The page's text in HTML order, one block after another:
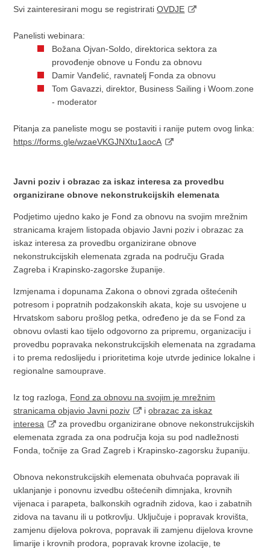
Svi zainteresirani mogu se registriratiOVDJE
Panelisti webinara:
Božana Ojvan-Soldo, direktorica sektora za
provođenje obnove u Fondu za obnovu
Damir Vanđelić, ravnatelj Fonda za obnovu
Tom Gavazzi, direktor, Business Sailing i Woom.zone
- moderator
Pitanja za paneliste mogu se postaviti i ranije putem ovog linka:
https://forms.gle/wzaeVKGJNXtu1aocA
Javni poziv i obrazac za iskaz interesa za provedbu
organizirane obnove nekonstrukcijskih elemenata
Podjetimo ujedno kako je Fond za obnovu na svojim mrežnim
stranicama krajem listopada objavio Javni poziv i obrazac za
iskaz interesa za provedbu organizirane obnove
nekonstrukcijskih elemenata zgrada na području Grada
Zagreba i Krapinsko-zagorske županije.
Izmjenama i dopunama Zakona o obnovi zgrada oštećenih
potresom i popratnih podzakonskih akata, koje su usvojene u
Hrvatskom saboru prošlog petka, određeno je da se Fond za
obnovu ovlasti kao tijelo odgovorno za pripremu, organizaciju i
provedbu popravaka nekonstrukcijskih elemenata na zgradama
i to prema redoslijedu i prioritetima koje utvrde jedinice lokalne i
regionalne samouprave.
Iz tog razloga, Fond za obnovu na svojim je mrežnim
stranicama objavio Javni poziv
iobrazac za iskaz
interesa
za provedbu organizirane obnove nekonstrukcijskih
elemenata zgrada za ona područja koja su pod nadležnosti
Fonda, točnije za Grad Zagreb i Krapinsko-zagorsku županiju.
Obnova nekonstrukcijskih elemenata obuhvaća popravak ili
uklanjanje i ponovnu izvedbu oštećenih dimnjaka, krovnih
vijenaca i parapeta, balkonskih ogradnih zidova, kao i zabatnih
zidova na tavanu ili u potkrovlju. Uključuje i popravak krovišta,
zamjenu dijelova pokrova, popravak ili zamjenu dijelova krovne
limarije i krovnih prodora, popravak krovne izolacije, te